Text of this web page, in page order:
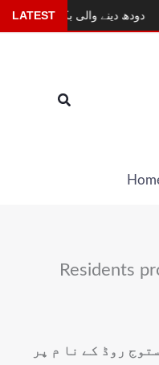
Skip
to
Search
Residents
روڈ کے نا م پر
LATEST
دودھ دینے والی بکری